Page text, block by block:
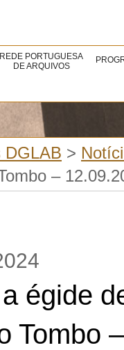
REDE PORTUGUESA
DE ARQUIVOS
DGLAB >
–
égide
Tombo